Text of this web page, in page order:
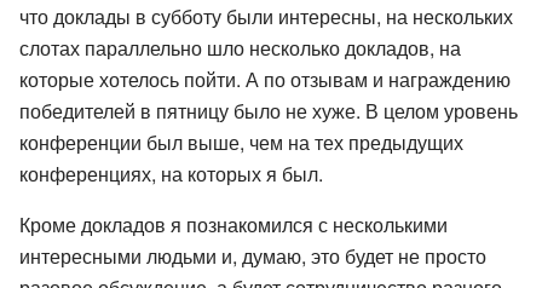
что доклады в субботу были интересны, на нескольких
слотах параллельно шло несколько докладов, на
которые хотелось пойти. А по отзывам и награждению
победителей в пятницу было не хуже. В целом уровень
конференции был выше, чем на тех предыдущих
конференциях, на которых я был.
Кроме докладов я познакомился с несколькими
интересными людьми и, думаю, это будет не просто